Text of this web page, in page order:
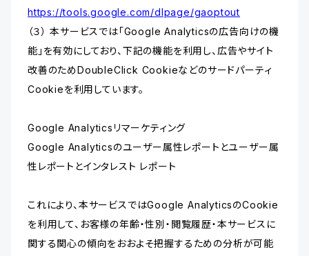
https://tools.google.com/dlpage/gaoptout
（３） 本サービスでは「Google Analyticsの広告向けの機
能」を有効にしており、下記の機能を利用し、広告やサイト
改善のためDoubleClick Cookieなどのサードパーティ
Cookieを利用しています。
Google Analyticsリマーケティング
Google Analyticsのユーザー属性レポートとユーザー属
性レポートとインタレスト レポート
これにより、本サービスではGoogle AnalyticsのCookie
を利用して、お客様の年齢・性別・閲覧履歴・本サービスに
関する関心の傾向をおおよそ把握するための分析が可能